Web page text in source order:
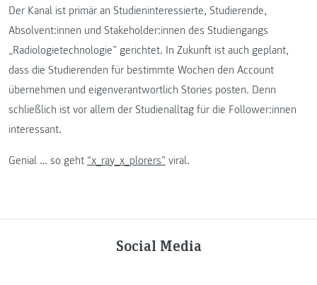
Der Kanal ist primär an Studieninteressierte, Studierende,
Absolvent:innen und Stakeholder:innen des Studiengangs
„Radiologietechnologie” gerichtet. In Zukunft ist auch geplant,
dass die Studierenden für bestimmte Wochen den Account
übernehmen und eigenverantwortlich Stories posten. Denn
schließlich ist vor allem der Studienalltag für die Follower:innen
interessant.
Genial … so geht “x_ray_x_plorers” viral.
Social Media